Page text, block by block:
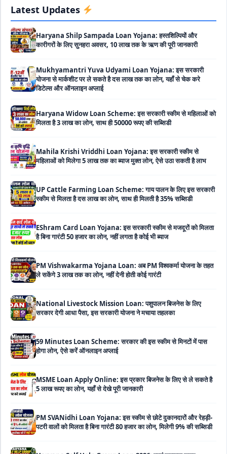
Latest Updates
कारीगरों के लिए सुनहरा अवसर, 10 लाख तक के ऋण की पूरी जानकारी
Mukhyamantri Yuva Udyami Loan Yojana: इस सरकारी
योजना से मार्कशीट पर ले सकते है दस लाख तक का लोन, यहाँ से चेक करे
डिटेल्स और ऑनलाइन अप्लाई
Haryana Widow Loan Scheme: इस सरकारी स्कीम से महिलाओं को
मिलता है 3 लाख का लोन, साथ ही 50000 रूपए की सब्सिडी
Mahila Krishi Vriddhi Loan Yojana: इस सरकारी स्कीम से
महिलाओं को मिलेगा 5 लाख तक का ब्याज मुक्त लोन, ऐसे उठा सकती है लाभ
UP Cattle Farming Loan Scheme: गाय पालन के लिए इस सरकारी
स्कीम से मिलता है दस लाख का लोन, साथ ही मिलती है 35% सब्सिडी
EShram Card Loan Yojana: इस सरकारी स्कीम से मजदूरों को मिलता
है बिना गारंटी 50 हजार का लोन, नहीं लगता है कोई भी ब्याज
PM Vishwakarma Yojana Loan: अब PM विश्वकर्मा योजना के तहत
ले सकेंगे 3 लाख तक का लोन, नहीं देनी होती कोई गारंटी
National Livestock Mission Loan: पशुपालन बिजनेस के लिए
सरकार देगी आधा पैसा, इस सरकारी योजना ने मचाया तहलका
59 Minutes Loan Scheme: सरकार की इस स्कीम से मिनटों में पास
होगा लोन, ऐसे करें ऑनलाइन अप्लाई
MSME Loan Apply Online: इस प्रकार बिजनेस के लिए से ले सकते है
5 लाख रूपए का लोन, यहाँ से देखे पूरी जानकारी
PM SVANidhi Loan Yojana: इस स्कीम से छोटे दुकानदारों और रेहड़ी-
पटरी वालों को मिलता है बिना गारंटी 80 हजार का लोन, मिलेगी 9% की सब्सिडी
Haryana Self Help Group Loan 2026: स्वयं सहायता समूह
महिलाओं को मिल रहा है ₹10 लाख तक का लोन, ऐसे करें आवेदन